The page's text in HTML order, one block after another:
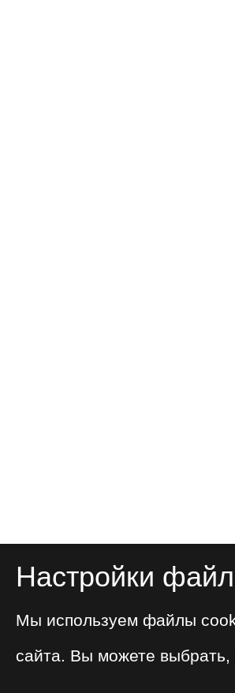
Настройки
Мы используем файлы
сайта. Вы можете